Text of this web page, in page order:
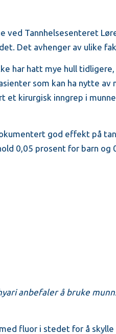
ved Tannhelsesenteret
Det avhenger av ulike
har hatt mye hull
som kan ha nytte av
et kirurgisk inngrep i
god effekt på
0,05 prosent for barn og
anbefaler å bruke
fluor i stedet for å